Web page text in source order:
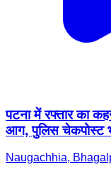
पटना में रफ्तार का
आग, पुलिस चेकपोस्ट
Naugachhia,